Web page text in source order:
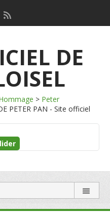
DE
> Peter
PETER PAN - Site officiel